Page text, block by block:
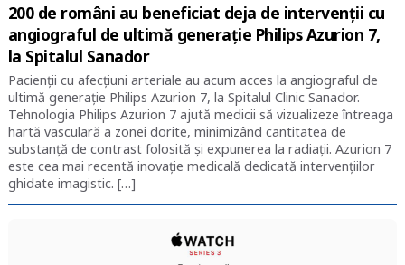
200 de români au beneficiat deja de intervenții cu
angiograful de ultimă generație Philips Azurion 7,
la Spitalul Sanador
Pacienții cu afecțiuni arteriale au acum acces la angiograful de
ultimă generație Philips Azurion 7, la Spitalul Clinic Sanador.
Tehnologia Philips Azurion 7 ajută medicii să vizualizeze întreaga
hartă vasculară a zonei dorite, minimizând cantitatea de
substanță de contrast folosită și expunerea la radiații. Azurion 7
este cea mai recentă inovație medicală dedicată intervențiilor
ghidate imagistic. […]